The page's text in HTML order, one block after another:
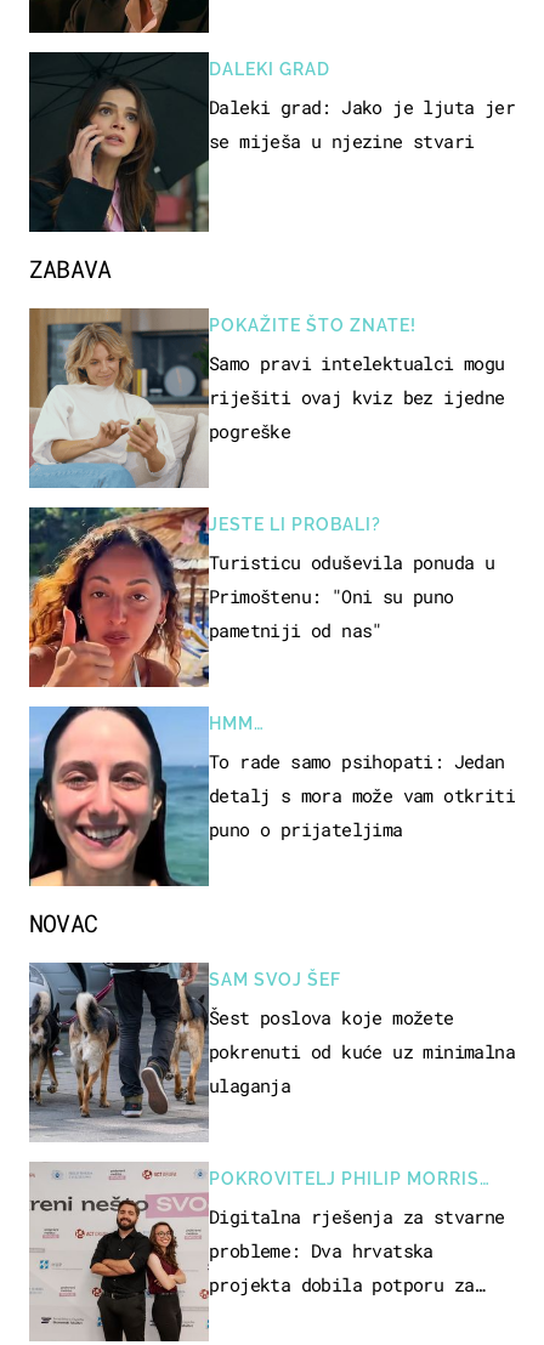
ZABAVA
POKAŽITE ŠTO ZNATE!
Samo pravi intelektualci mogu
riješiti ovaj kviz bez ijedne
pogreške
JESTE LI PROBALI?
Turisticu oduševila ponuda u
Primoštenu: "Oni su puno
pametniji od nas"
HMM…
To rade samo psihopati: Jedan
detalj s mora može vam otkriti
puno o prijateljima
DALEKI GRAD
Daleki grad: Jako je ljuta jer
se miješa u njezine stvari
NOVAC
SAM SVOJ ŠEF
Šest poslova koje možete
pokrenuti od kuće uz minimalna
ulaganja
POKROVITELJ PHILIP MORRIS
ZAGREB
Digitalna rješenja za stvarne
probleme: Dva hrvatska
projekta dobila potporu za